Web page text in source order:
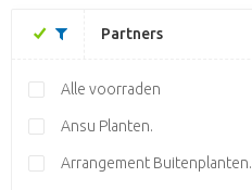
Partners
Alle voorraden
Ansu Planten.
Arrangement Buitenplanten.